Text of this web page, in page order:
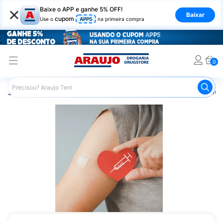
× Baixe o APP e ganhe 5% OFF!
Use o cupom APP5 na primeira compra
Baixar
0
Araujo Medicamentos